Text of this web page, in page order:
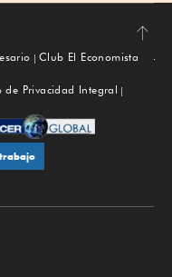
Subir
Club El Economista
de Privacidad Integral